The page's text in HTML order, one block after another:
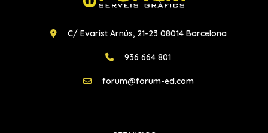
C/ Evarist Arnús, 21-23 08014 Barcelona
936 664 801
forum@forum-ed.com